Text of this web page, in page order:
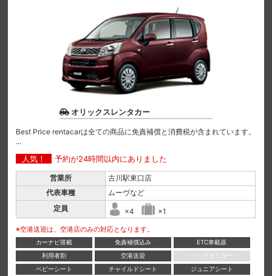
オリックスレンタカー
Best Price rentacarは全ての商品に免責補償と消費税が含まれています。
...
人気！ 予約が24時間以内にありました
営業所
古川駅東口店
代表車種
ムーヴなど
定員
×4 ×1
※空港送迎は、空港店のみの対応となります。
カーナビ搭載 免責補償込み
ETC車載器
利用者割
空港送迎
バックモニター
ベビーシート
チャイルドシート
ジュニアシート